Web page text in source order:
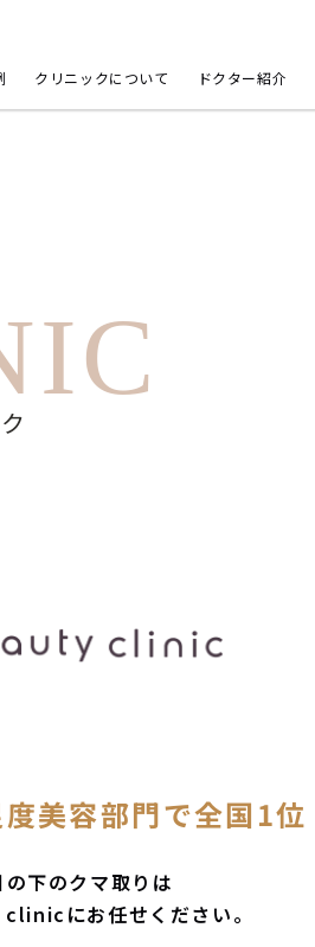
クリニックについて ドクター紹介
美容部門で全国1位
下のクマ取りは
にお任せください。